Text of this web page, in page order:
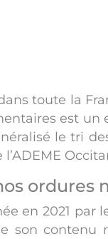
toute la
est un
le tri
ordures
en 2021
son contenu